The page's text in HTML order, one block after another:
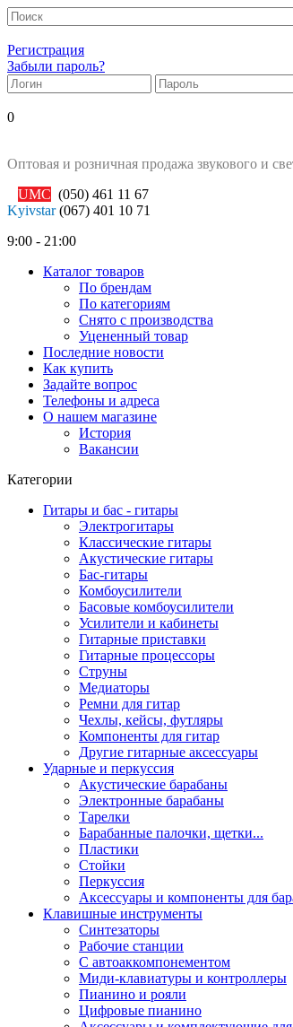
Регистрация
Забыли пароль?
0
Оптовая и розничная продажа звукового и
UMC (050) 461 11 67
Kyivstar (067) 401 10 71
9:00 - 21:00
Каталог товаров
По брендам
По категориям
Снято с производства
Уцененный товар
Последние новости
Как купить
Задайте вопрос
Телефоны и адреса
О нашем магазине
История
Вакансии
Категории
Гитары и бас - гитары
Электрогитары
Классические гитары
Акустические гитары
Бас-гитары
Комбоусилители
Басовые комбоусилители
Усилители и кабинеты
Гитарные приставки
Гитарные процессоры
Струны
Медиаторы
Ремни для гитар
Чехлы, кейсы, футляры
Компоненты для гитар
Другие гитарные аксессуары
Ударные и перкуссия
Акустические барабаны
Электронные барабаны
Тарелки
Барабанные палочки, щетки...
Пластики
Стойки
Перкуссия
Аксессуары и компоненты для
Клавишные инструменты
Синтезаторы
Рабочие станции
С автоаккомпонементом
Миди-клавиатуры и контроллеры
Пианино и рояли
Цифровые пианино